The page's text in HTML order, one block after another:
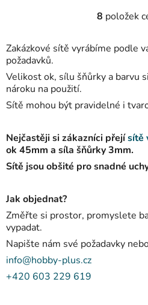
O
l
d
c
r
k
ý
p
s
8 položek
Zakázkové sítě vyrábíme podle
požadavků.
Velikost ok, sílu šňůrky a barvu
nároku na použití.
Sítě mohou být pravidelné i
Nejčastěji si zákazníci přejísítě
ok 45mm a síla šňůrky 3mm.
Sítě jsou obšité pro snadné
Jak objednat?
Změřte si prostor, promyslete
vypadat.
Napište nám své požadavky
info@hobby-plus.cz
+420 603 229 619